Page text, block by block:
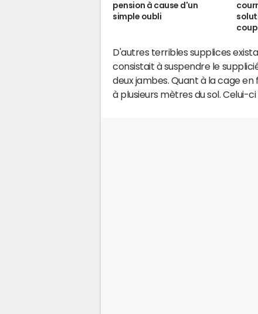
pension à cause d'un
simple oubli
D'autres terribles supplices
consistait à suspendre le
deux jambes. Quant à la cage
à plusieurs mètres du sol. Celui-